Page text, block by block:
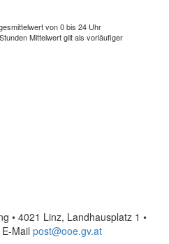
von 0 bis 24 Uhr
Mittelwert gilt als vorläufiger
• 4021 Linz, Landhausplatz 1 •
E-Mail post@ooe.gv.at